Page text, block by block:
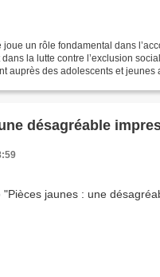
un rôle fondamental dans
la lutte contre l’exclusion
auprès des adolescents et jeunes
désagréable